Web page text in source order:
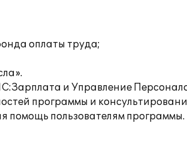
оплаты труда;
и Управление
программы и
помощь пользователям программы.